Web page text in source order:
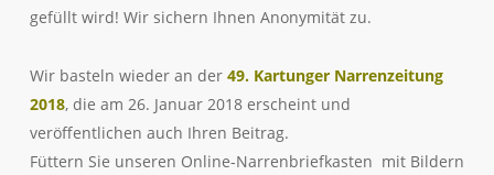
gefüllt wird! Wir sichern Ihnen Anonymität zu.
Wir basteln wieder an der 49. Kartunger Narrenzeitung
2018, die am 26. Januar 2018 erscheint und
veröffentlichen auch Ihren Beitrag.
Füttern Sie unseren Online-Narrenbriefkasten mit Bildern